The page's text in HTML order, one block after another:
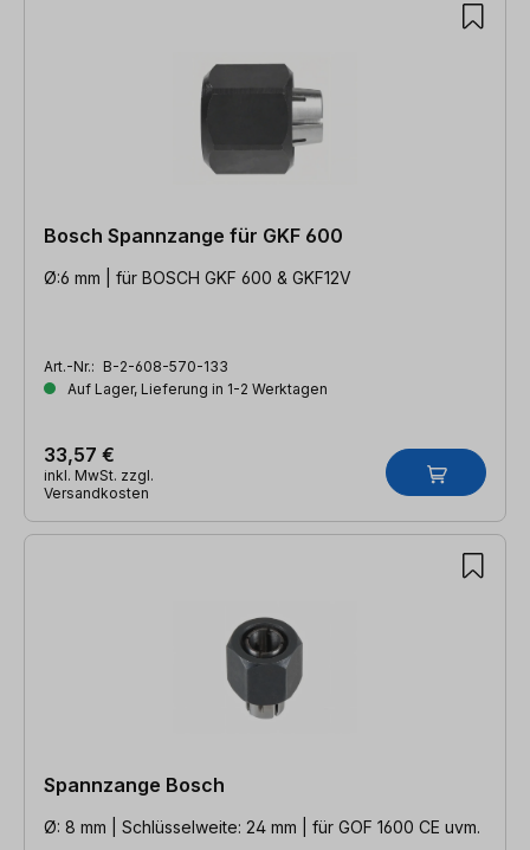
Bosch Spannzange für GKF 600
Ø:6 mm | für BOSCH GKF 600 & GKF12V
Art.-Nr.: B-2-608-570-133
Auf Lager, Lieferung in 1-2 Werktagen
33,57 €
inkl. MwSt. zzgl.
Versandkosten
Spannzange Bosch
Ø: 8 mm | Schlüsselweite: 24 mm | für GOF 1600 CE uvm.